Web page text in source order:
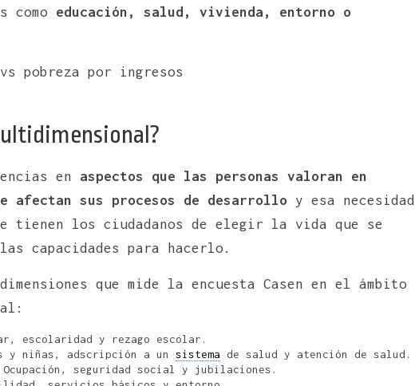
como educación, salud, vivienda, entorno o
pobreza por ingresos
en aspectos que las personas valoran en
afectan sus procesos de desarrollo y esa necesidad
tienen los ciudadanos de elegir la vida que se
capacidades para hacerlo.
que mide la encuesta Casen en el ámbito
escolaridad y rezago escolar.
y niñas, adscripción a un sistema de salud y atención de salud.
Ocupación, seguridad social y jubilaciones.